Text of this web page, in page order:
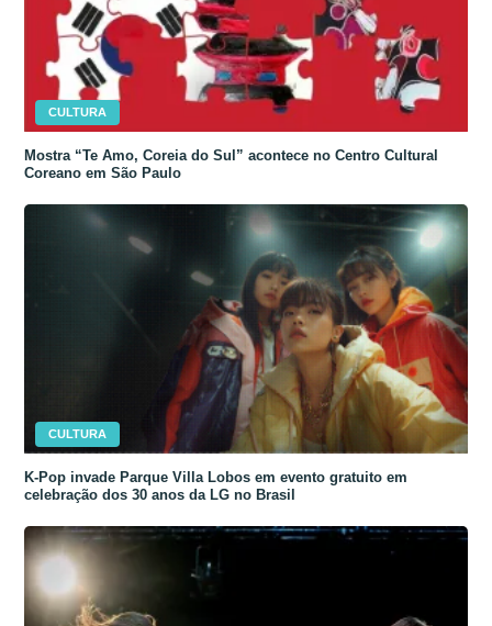
CULTURA
Mostra “Te Amo, Coreia do Sul” acontece no Centro Cultural
Coreano em São Paulo
CULTURA
K-Pop invade Parque Villa Lobos em evento gratuito em
celebração dos 30 anos da LG no Brasil